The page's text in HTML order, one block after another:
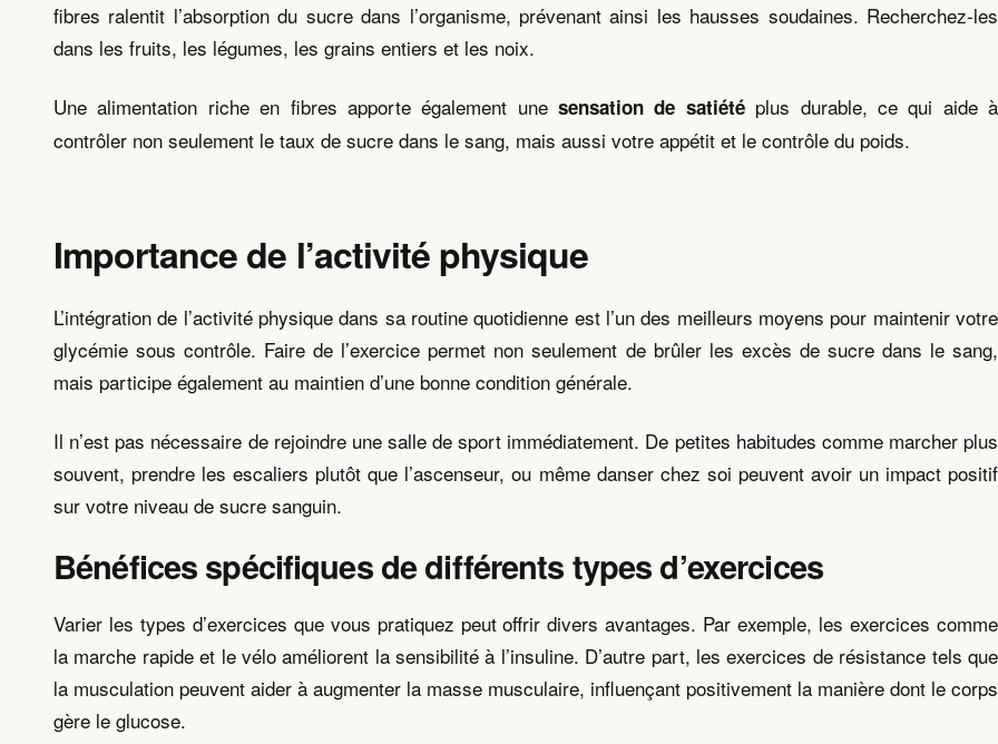
fibres ralentit l’absorption du sucre dans l’organisme, prévenant ainsi les hausses soudaines. Recherchez-les
dans les fruits, les légumes, les grains entiers et les noix.
Une alimentation riche en fibres apporte également une sensation de satiétéplus durable, ce qui aide à
contrôler non seulement le taux de sucre dans le sang, mais aussi votre appétit et le contrôle du poids.
Importance de l’activité physique
L’intégration de l’activité physique dans sa routine quotidienne est l’un des meilleurs moyens pour maintenir votre
glycémie sous contrôle. Faire de l’exercice permet non seulement de brûler les excès de sucre dans le sang,
mais participe également au maintien d’une bonne condition générale.
Il n’est pas nécessaire de rejoindre une salle de sport immédiatement. De petites habitudes comme marcher plus
souvent, prendre les escaliers plutôt que l’ascenseur, ou même danser chez soi peuvent avoir un impact positif
sur votre niveau de sucre sanguin.
Bénéfices spécifiques de différents types d’exercices
Varier les types d’exercices que vous pratiquez peut offrir divers avantages. Par exemple, les exercices comme
la marche rapide et le vélo améliorent la sensibilité à l’insuline. D’autre part, les exercices de résistance tels que
la musculation peuvent aider à augmenter la masse musculaire, influençant positivement la manière dont le corps
gère le glucose.